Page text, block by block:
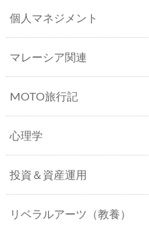
個人マネジメント
マレーシア関連
MOTO旅行記
心理学
投資＆資産運用
リベラルアーツ（教養）